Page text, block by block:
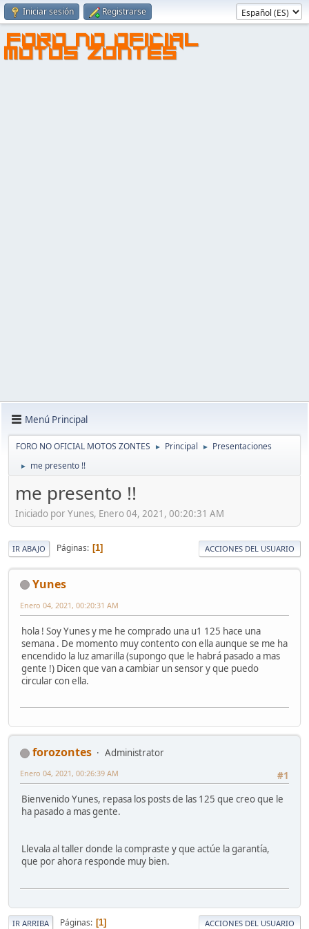
Iniciar sesión Registrarse
FORO NO OFICIAL
MOTOS ZONTES
Menú Principal
FORO NO OFICIAL MOTOS ZONTES ► Principal ► Presentaciones
► me presento !!
me presento !!
Iniciado por Yunes, Enero 04, 2021, 00:20:31 AM
IR ABAJO Páginas 1 ACCIONES DEL USUARIO
Yunes
Enero 04, 2021, 00:20:31 AM
hola ! Soy Yunes y me he comprado una u1 125 hace una
semana . De momento muy contento con ella aunque se me ha
encendido la luz amarilla (supongo que le habrá pasado a mas
gente !) Dicen que van a cambiar un sensor y que puedo
circular con ella.
forozontes
Administrator
#1
Enero 04, 2021, 00:26:39 AM
Bienvenido Yunes, repasa los posts de las 125 que creo que le
ha pasado a mas gente.
Llevala al taller donde la compraste y que actúe la garantía,
que por ahora responde muy bien.
IR ARRIBA Páginas 1 ACCIONES DEL USUARIO